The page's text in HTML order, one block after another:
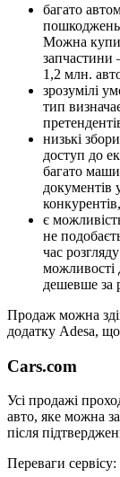
багато
Можна
запчастини
1,2 млн.
зрозумілі
тип
низькі
доступ до
багато
документів
є
не
час
можливості
дешевше за
Продаж можна
додатку Adesa,
Cars.com
Усі продажі
авто, яке можна
після
Переваги сервісу: